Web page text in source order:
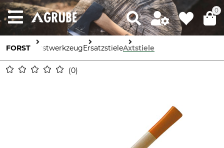
0
FORST ForstwerkzeugErsatzstieleAxtstiele
0